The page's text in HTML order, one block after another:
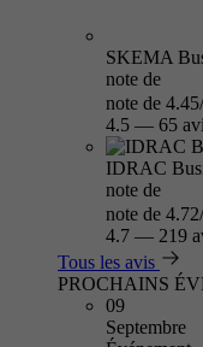
SKEMA
note de
note de
4.5 — 65
IDRAC
note de
note de
4.7 — 219
Tous les avis
PROCHAINS
09
Septembre